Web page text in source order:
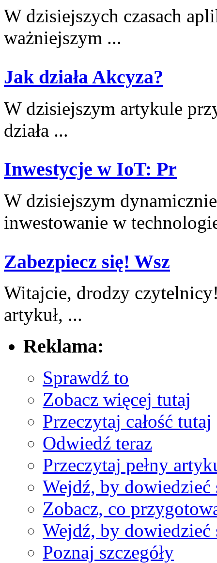
W dzisiejszych czasach
ważniejszym ...
Jak działa Akcyza?
W dzisiejszym⁤ artykule
⁢działa ...
Inwestycje w IoT: Pr
W dzisiejszym
inwestowanie w‌
Zabezpiecz się! Wsz
Witajcie, drodzy
‌artykuł, ...
Reklama:
Sprawdź to
Zobacz więcej tutaj
Przeczytaj całość tutaj
Odwiedź teraz
Przeczytaj pełny
Wejdź, by dowiedzieć
Zobacz, co
Wejdź, by dowiedzieć
Poznaj szczegóły